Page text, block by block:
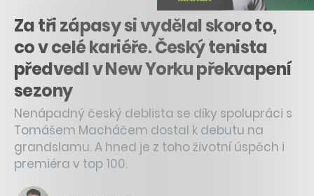
Za tři zápasy si vydělal skoro to,
co v celé kariéře. Český tenista
předvedl v New Yorku překvapení
sezony
Nenápadný český deblista se díky spolupráci s
Tomášem Macháčem dostal k debutu na
grandslamu. A hned je z toho životní úspěch i
premiéra v top 100.